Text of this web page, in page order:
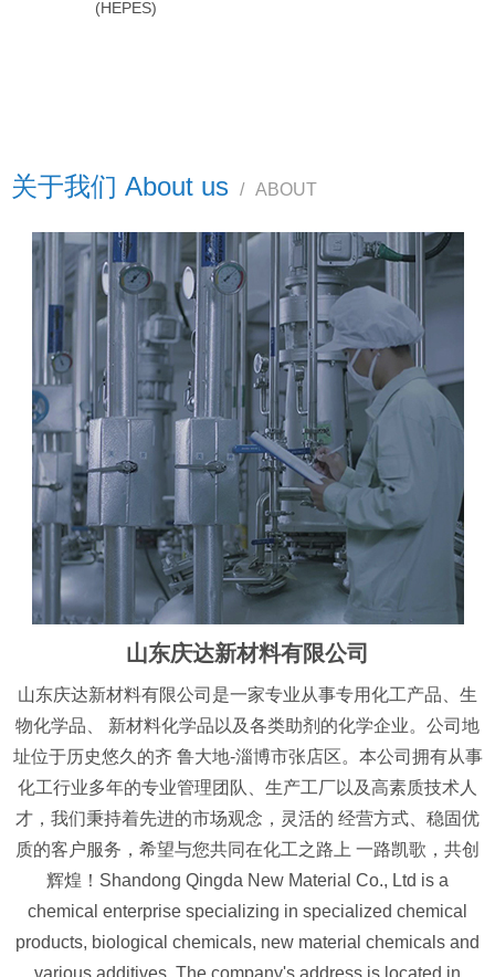
(HEPES)
关于我们 About us / ABOUT
山东庆达新材料有限公司
山东庆达新材料有限公司是一家专业从事专用化工产品、生
物化学品、 新材料化学品以及各类助剂的化学企业。公司地
址位于历史悠久的齐 鲁大地-淄博市张店区。本公司拥有从事
化工行业多年的专业管理团队、生产工厂以及高素质技术人
才，我们秉持着先进的市场观念，灵活的 经营方式、稳固优
质的客户服务，希望与您共同在化工之路上 一路凯歌，共创
辉煌！Shandong Qingda New Material Co., Ltd is a
chemical enterprise specializing in specialized chemical
products, biological chemicals, new material chemicals and